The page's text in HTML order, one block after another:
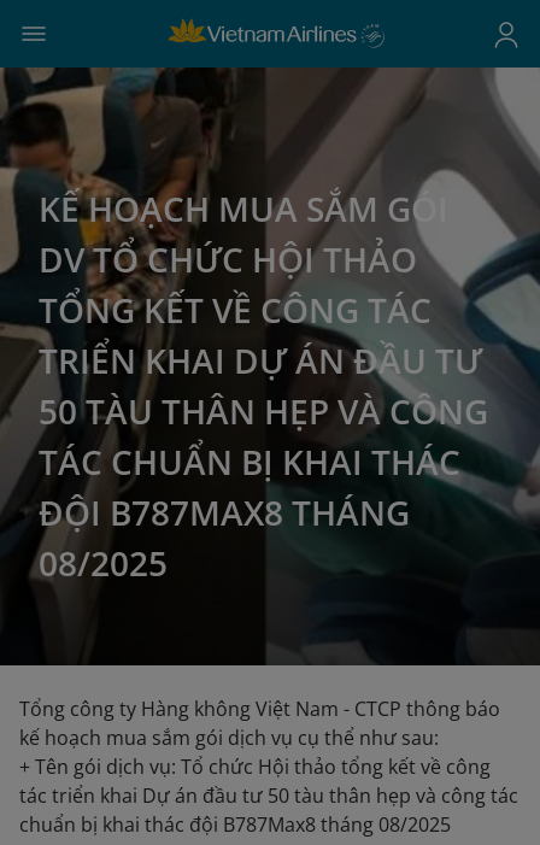
KẾ HOẠCH MUA SẮM GÓI
DV TỔ CHỨC HỘI THẢO
TỔNG KẾT VỀ CÔNG TÁC
TRIỂN KHAI DỰ ÁN ĐẦU TƯ
50 TÀU THÂN HẸP VÀ CÔNG
TÁC CHUẨN BỊ KHAI THÁC
ĐỘI B787MAX8 THÁNG
08/2025
Tổng công ty Hàng không Việt Nam - CTCP thông báo
kế hoạch mua sắm gói dịch vụ cụ thể như sau:
+ Tên gói dịch vụ: Tổ chức Hội thảo tổng kết về công
tác triển khai Dự án đầu tư 50 tàu thân hẹp và công tác
chuẩn bị khai thác đội B787Max8 tháng 08/2025